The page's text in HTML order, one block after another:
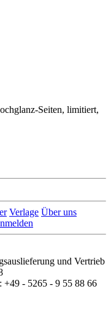
Seiten, limitiert,
Verlage Über uns
und Vertrieb
+49 - 5265 - 9 55 88 66